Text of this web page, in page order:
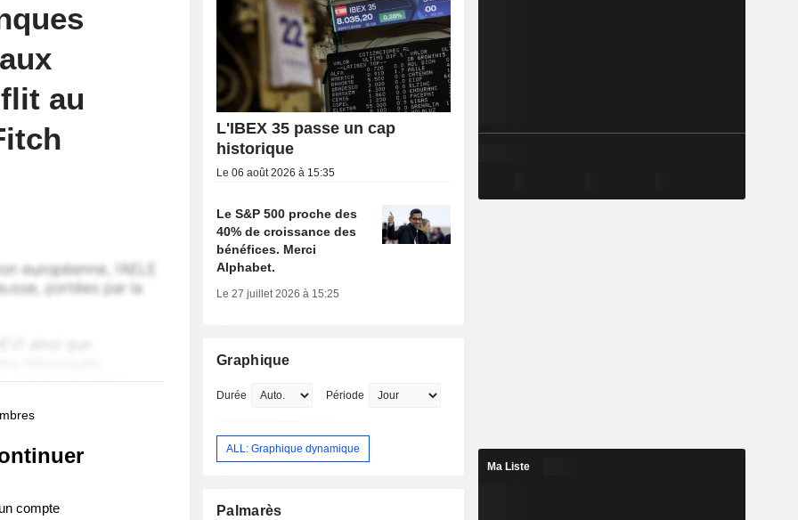
au
compte
L'IBEX 35 passe un cap
historique
Le 06 août 2026 à 15:35
Le S&P 500 proche des
40% de croissance des
bénéfices. Merci
Alphabet.
Le 27 juillet 2026 à 15:25
Graphique
Durée Période
ALL: Graphique dynamique
Palmarès
Ma Liste